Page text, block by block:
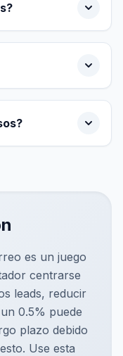
es un juego
centrarse
leads, reducir
0.5% puede
plazo debido
Use esta